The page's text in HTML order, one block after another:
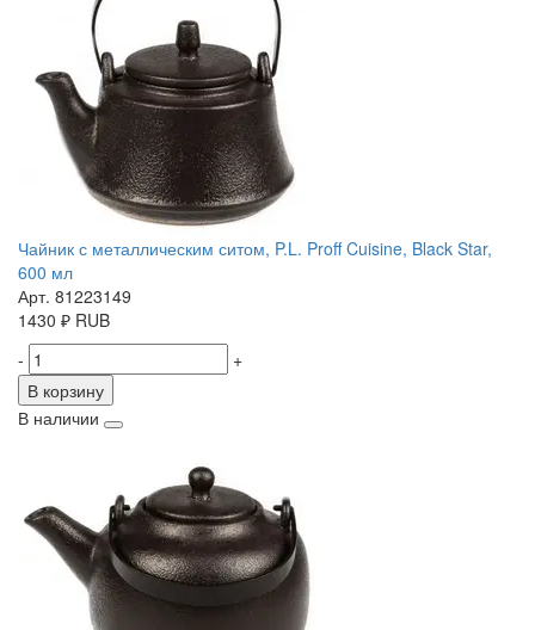
Чайник с металлическим ситом, P.L. Proff Cuisine, Black Star,
600 мл
Арт. 81223149
1430 ₽ RUB
-
+
В корзину
В наличии